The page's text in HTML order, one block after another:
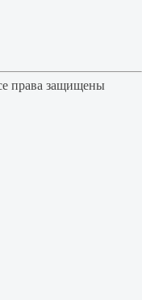
права защищены